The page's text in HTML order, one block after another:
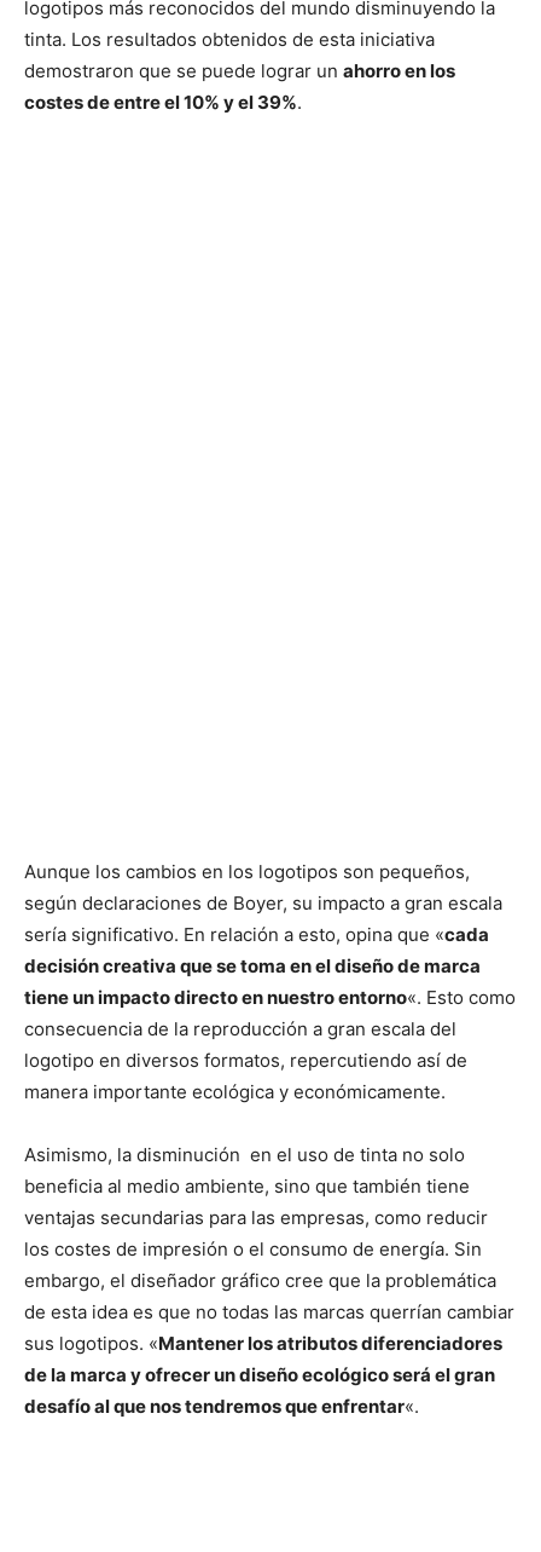
logotipos más reconocidos del mundo disminuyendo la
tinta. Los resultados obtenidos de esta iniciativa
demostraron que se puede lograr un ahorro en los
costes de entre el 10% y el 39%.
Aunque los cambios en los logotipos son pequeños,
según declaraciones de Boyer, su impacto a gran escala
sería significativo. En relación a esto, opina que «cada
decisión creativa que se toma en el diseño de marca
tiene un impacto directo en nuestro entorno«. Esto como
consecuencia de la reproducción a gran escala del
logotipo en diversos formatos, repercutiendo así de
manera importante ecológica y económicamente.
Asimismo, la disminución en el uso de tinta no solo
beneficia al medio ambiente, sino que también tiene
ventajas secundarias para las empresas, como reducir
los costes de impresión o el consumo de energía. Sin
embargo, el diseñador gráfico cree que la problemática
de esta idea es que no todas las marcas querrían cambiar
sus logotipos. «Mantener los atributos diferenciadores
de la marca y ofrecer un diseño ecológico será el gran
desafío al que nos tendremos que enfrentar«.